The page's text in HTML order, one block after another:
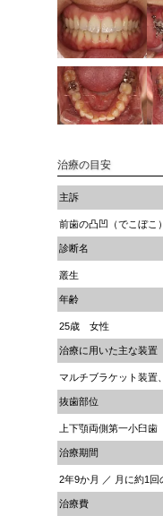
治療の目安
主訴
前歯の凸凹（でこぼこ）
診断名
叢生
年齢
25歳 女性
治療に用いた主な装置
マルチブラケット装置
抜歯部位
上下顎両側第一小臼歯
治療期間
2年9か月 ／ 月に約1回
治療費